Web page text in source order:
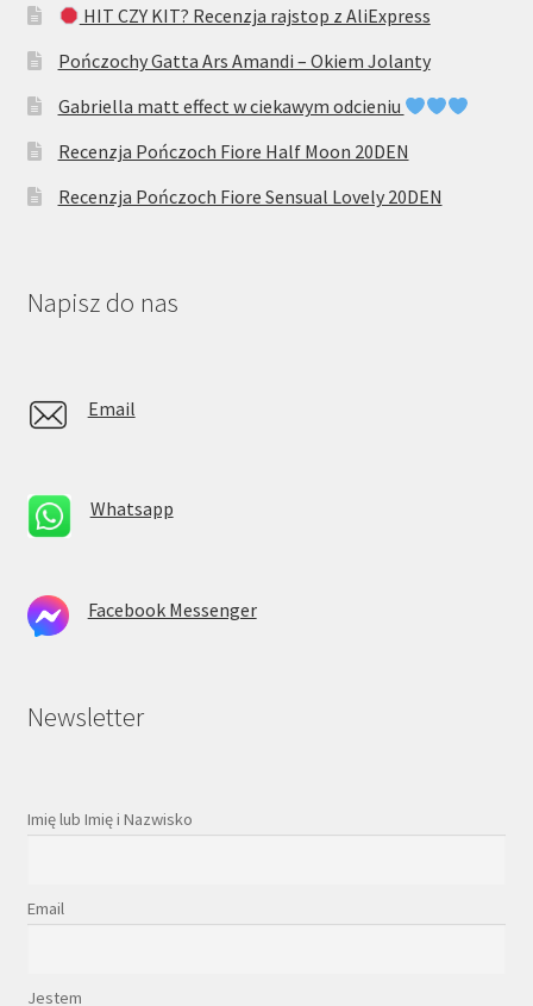
HIT CZY KIT? Recenzja rajstop z AliExpress
Pończochy Gatta Ars Amandi – Okiem Jolanty
Gabriella matt effect w ciekawym odcieniu
Recenzja Pończoch Fiore Half Moon 20DEN
Recenzja Pończoch Fiore Sensual Lovely 20DEN
Napisz do nas
Email
Whatsapp
Facebook Messenger
Newsletter
Imię lub Imię i Nazwisko
Email
Jestem